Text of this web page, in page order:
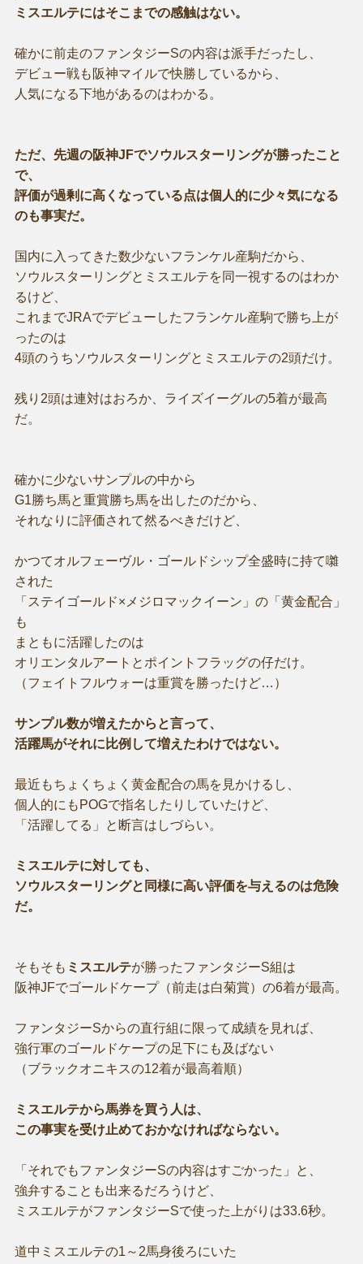
ミスエルテにはそこまでの感触はない。
確かに前走のファンタジーSの内容は派手だったし、
デビュー戦も阪神マイルで快勝しているから、
人気になる下地があるのはわかる。
ただ、先週の阪神JFでソウルスターリングが勝ったこと
で、
評価が過剰に高くなっている点は個人的に少々気になる
のも事実だ。
国内に入ってきた数少ないフランケル産駒だから、
ソウルスターリングとミスエルテを同一視するのはわか
るけど、
これまでJRAでデビューしたフランケル産駒で勝ち上が
ったのは
4頭のうちソウルスターリングとミスエルテの2頭だけ。
残り2頭は連対はおろか、ライズイーグルの5着が最高
だ。
確かに少ないサンプルの中から
G1勝ち馬と重賞勝ち馬を出したのだから、
それなりに評価されて然るべきだけど、
かつてオルフェーヴル・ゴールドシップ全盛時に持て囃
された
「ステイゴールド×メジロマックイーン」の「黄金配合」
も
まともに活躍したのは
オリエンタルアートとポイントフラッグの仔だけ。
（フェイトフルウォーは重賞を勝ったけど…）
サンプル数が増えたからと言って、
活躍馬がそれに比例して増えたわけではない。
最近もちょくちょく黄金配合の馬を見かけるし、
個人的にもPOGで指名したりしていたけど、
「活躍してる」と断言はしづらい。
ミスエルテに対しても、
ソウルスターリングと同様に高い評価を与えるのは危険
だ。
そもそも ミスエルテが勝ったファンタジーS組は
阪神JFでゴールドケープ（前走は白菊賞）の6着が最高。
ファンタジーSからの直行組に限って成績を見れば、
強行軍のゴールドケープの足下にも及ばない
（ブラックオニキスの12着が最高着順）
ミスエルテから馬券を買う人は、
この事実を受け止めておかなければならない。
「それでもファンタジーSの内容はすごかった」と、
強弁することも出来るだろうけど、
ミスエルテがファンタジーSで使った上がりは33.6秒。
道中ミスエルテの1～2馬身後ろにいた